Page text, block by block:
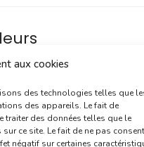
aux cookies
des technologies telles que
des appareils. Le fait de
traiter des données telles que le
ce site. Le fait de ne pas
négatif sur certaines
- 17h30
cuisine du café associatif